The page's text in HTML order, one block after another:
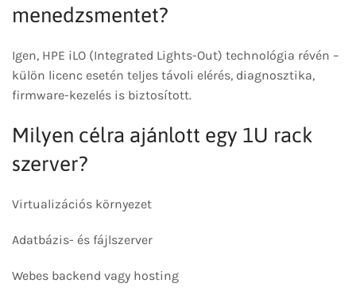
menedzsmentet?
Igen, HPE iLO (Integrated Lights-Out) technológia révén –
külön licenc esetén teljes távoli elérés, diagnosztika,
firmware-kezelés is biztosított.
Milyen célra ajánlott egy 1U rack
szerver?
Virtualizációs környezet
Adatbázis- és fájlszerver
Webes backend vagy hosting